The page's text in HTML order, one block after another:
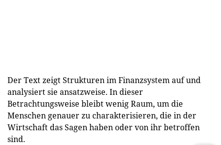
Der Text zeigt Strukturen im Finanzsystem auf und
analysiert sie ansatzweise. In dieser
Betrachtungsweise bleibt wenig Raum, um die
Menschen genauer zu charakterisieren, die in der
Wirtschaft das Sagen haben oder von ihr betroffen
sind.